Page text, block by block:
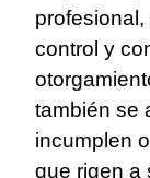
control y
también se
incumplen
que rigen a